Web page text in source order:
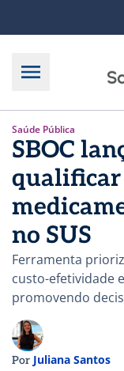
Saúde Pública
SBOC
qualificar
no SUS
Ferramenta
custo-efetividade
promovendo
Por Juliana Santos